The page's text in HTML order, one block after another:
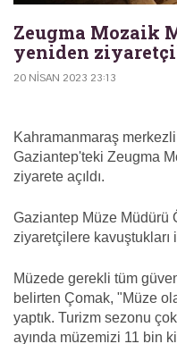
Zeugma Mozaik
yeniden
20 NISAN 2023 23:13
Kahramanmaraş
Gaziantep'teki Zeugma
ziyarete açıldı.
Gaziantep Müze Müdürü
ziyaretçilere kavuştukları
Müzede gerekli tüm
belirten Çomak, "Müze
yaptık. Turizm sezonu
ayında müzemizi 11 bin